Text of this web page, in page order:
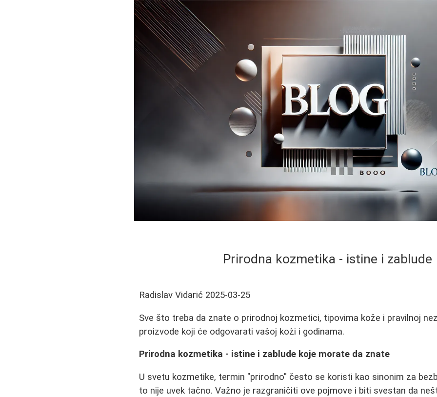
Prirodna kozmetika - istine i zablude
Radislav Vidarić 2025-03-25
Sve što treba da znate o prirodnoj kozmetici, tipovima kože i pravilnoj
proizvode koji će odgovarati vašoj koži i godinama.
Prirodna kozmetika - istine i zablude koje morate da znate
U svetu kozmetike, termin "prirodno" često se koristi kao sinonim za
to nije uvek tačno. Važno je razgraničiti ove pojmove i biti svestan da